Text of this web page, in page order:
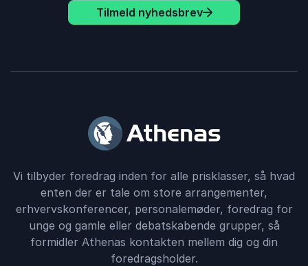
Tilmeld nyhedsbrev
Vi tilbyder foredrag inden for alle prisklasser, så hvad
enten der er tale om store arrangementer,
erhvervskonferencer, personalemøder, foredrag for
unge og gamle eller debatskabende grupper, så
formidler Athenas kontakten mellem dig og din
foredragsholder.